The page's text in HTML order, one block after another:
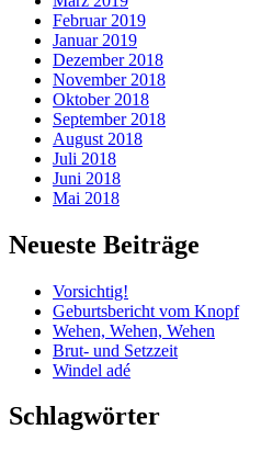
Februar 2019
Januar 2019
Dezember 2018
November 2018
Oktober 2018
September 2018
August 2018
Juli 2018
Juni 2018
Mai 2018
Neueste Beiträge
Vorsichtig!
Geburtsbericht vom Knopf
Wehen, Wehen, Wehen
Brut- und Setzzeit
Windel adé
Schlagwörter